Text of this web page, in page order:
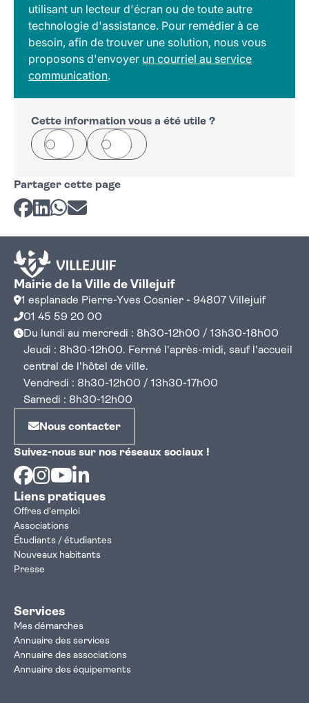
utilisant un lecteur d'écran ou de toute autre
technologie d'assistance. Pour remédier à ce
besoin, afin de trouver une solution, nous vous
proposons d'envoyer un courriel au service
communication.
Cette information vous a été utile ?
Oui Non
Partager cette page
Partager sur Facebook
Partager sur LinkedIn
Partager sur Whatsapp
Partager par courriel
Mairie de la Ville de Villejuif
1 esplanade Pierre-Yves Cosnier - 94807 Villejuif
01 45 59 20 00
Du lundi au mercredi : 8h30-12h00 / 13h30-18h00
Jeudi : 8h30-12h00. Fermé l'après-midi, sauf l'accueil
central de l'hôtel de ville.
Vendredi : 8h30-12h00 / 13h30-17h00
Samedi : 8h30-12h00
Nous contacter
Suivez-nous sur nos réseaux sociaux !
Facebook
Instagram
Youtube
Liens pratiques
Offres d'emploi
Associations
Étudiants / étudiantes
Nouveaux habitants
Presse
Services
Mes démarches
Annuaire des services
Annuaire des associations
Annuaire des équipements